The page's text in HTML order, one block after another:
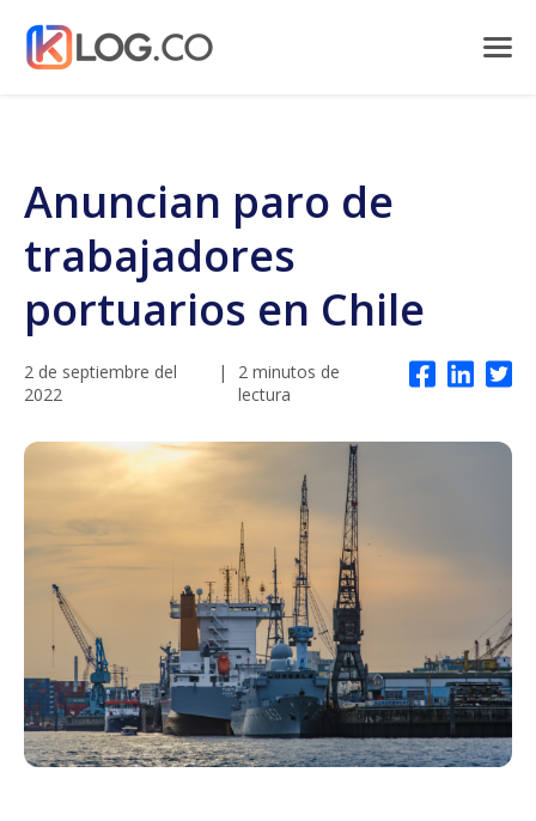
Anuncian paro de
trabajadores
portuarios en Chile
2 de septiembre del
2022
|
2 minutos de
lectura